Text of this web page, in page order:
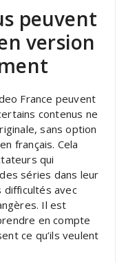
peuvent
version
France peuvent
contenus ne
sans option
français. Cela
qui
séries dans leur
difficultés avec
Il est
en compte
ce qu’ils veulent